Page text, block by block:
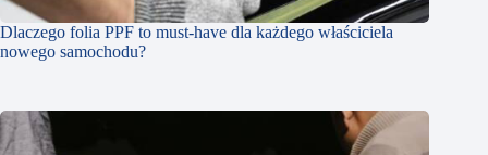
Dlaczego folia PPF to must-have dla każdego właściciela
nowego samochodu?